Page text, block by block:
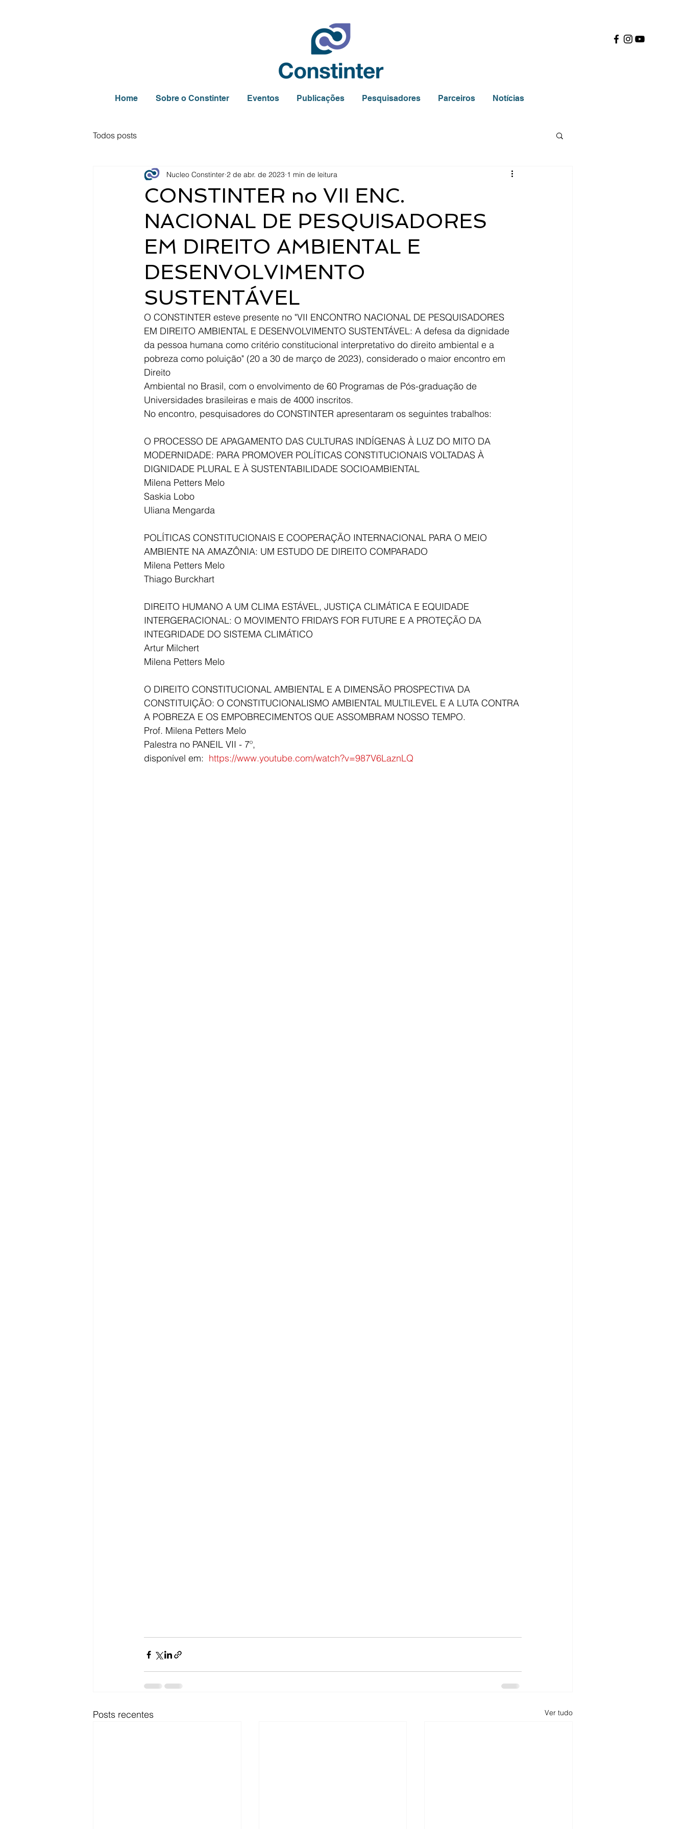
Home Sobre o Constinter Eventos Publicações Pesquisadores Parceiros Notícias
Todos posts
CONSTINTER no VII ENC.
NACIONAL DE PESQUISADORES
EM DIREITO AMBIENTAL E
DESENVOLVIMENTO
SUSTENTÁVEL
Nucleo Constinter 2 de abr. de 2023 1 min de leitura
O CONSTINTER esteve presente no "VII ENCONTRO NACIONAL DE PESQUISADORES
EM DIREITO AMBIENTAL E DESENVOLVIMENTO SUSTENTÁVEL: A defesa da dignidade
da pessoa humana como critério constitucional interpretativo do direito ambiental e a
pobreza como poluição" (20 a 30 de março de 2023), considerado o maior encontro em
Direito
Ambiental no Brasil, com o envolvimento de 60 Programas de Pós-graduação de
Universidades brasileiras e mais de 4000 inscritos.
No encontro, pesquisadores do CONSTINTER apresentaram os seguintes trabalhos:
O PROCESSO DE APAGAMENTO DAS CULTURAS INDÍGENAS À LUZ DO MITO DA
MODERNIDADE: PARA PROMOVER POLÍTICAS CONSTITUCIONAIS VOLTADAS À
DIGNIDADE PLURAL E À SUSTENTABILIDADE SOCIOAMBIENTAL
Milena Petters Melo
Saskia Lobo
Uliana Mengarda
POLÍTICAS CONSTITUCIONAIS E COOPERAÇÃO INTERNACIONAL PARA O MEIO
AMBIENTE NA AMAZÔNIA: UM ESTUDO DE DIREITO COMPARADO
Milena Petters Melo
Thiago Burckhart
DIREITO HUMANO A UM CLIMA ESTÁVEL, JUSTIÇA CLIMÁTICA E EQUIDADE
INTERGERACIONAL: O MOVIMENTO FRIDAYS FOR FUTURE E A PROTEÇÃO DA
INTEGRIDADE DO SISTEMA CLIMÁTICO
Artur Milchert
Milena Petters Melo
O DIREITO CONSTITUCIONAL AMBIENTAL E A DIMENSÃO PROSPECTIVA DA
CONSTITUIÇÃO: O CONSTITUCIONALISMO AMBIENTAL MULTILEVEL E A LUTA CONTRA
A POBREZA E OS EMPOBRECIMENTOS QUE ASSOMBRAM NOSSO TEMPO.
Prof. Milena Petters Melo
Palestra no PANEIL VII - 7º,
disponível em: https://www.youtube.com/watch?v=987V6LaznLQ
Posts recentes Ver tudo